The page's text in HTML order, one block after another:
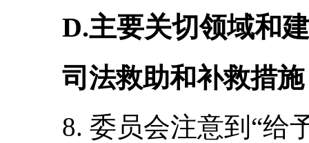
D.主要关切领域和
司法救助和补救措施
8. 委员会注意到“给